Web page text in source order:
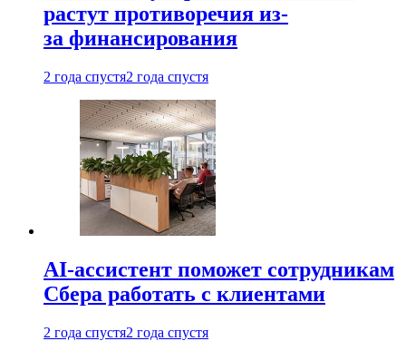
растут противоречия из-
за финансирования
2 года спустя2 года спустя
AI-ассистент поможет сотрудникам
Сбера работать с клиентами
2 года спустя2 года спустя